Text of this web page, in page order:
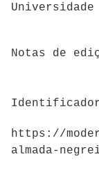
Notas de
https://
almada-